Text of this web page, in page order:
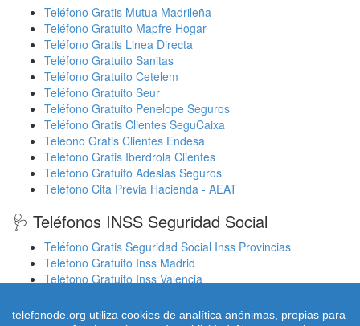
Teléfono Gratis Mutua Madrileña
Teléfono Gratuito Mapfre Hogar
Teléfono Gratis Linea Directa
Teléfono Gratuito Sanitas
Teléfono Gratuito Cetelem
Teléfono Gratuito Seur
Teléfono Gratuito Penelope Seguros
Teléfono Gratis Clientes SeguCaixa
Teléono Gratis Clientes Endesa
Teléfono Gratis Iberdrola Clientes
Teléfono Gratuito Adeslas Seguros
Teléfono Cita Previa Hacienda - AEAT
🩺 Teléfonos INSS Seguridad Social
Teléfono Gratis Seguridad Social Inss Provincias
Teléfono Gratuito Inss Madrid
Teléfono Gratuito Inss Valencia
Cita Previa Médicos Euskadi Osakidetza Osanet
telefonode.org utiliza cookies de analítica anónimas, propias para